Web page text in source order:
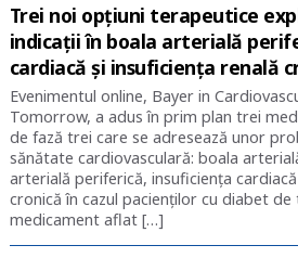
Trei noi opțiuni terapeutice
indicații în boala arterială
cardiacă și insuficiența renală
Evenimentul online, Bayer in
Tomorrow, a adus în prim plan trei
de fază trei care se adresează unor
sănătate cardiovasculară: boala
arterială periferică, insuficiența
cronică în cazul pacienților cu diabet de
medicament aflat […]